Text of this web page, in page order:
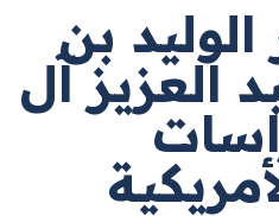
بن
العزيز آل